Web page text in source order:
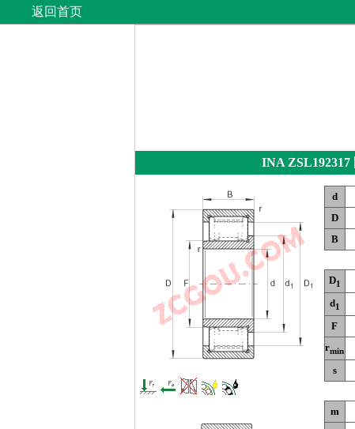
返回首页
INA ZSL192317
d
D
B
D1
d1
F
rmin
s
m